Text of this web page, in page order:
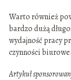
Warto również
bardzo dużą
wydajność pracy
czynności biurowe.
Artykuł